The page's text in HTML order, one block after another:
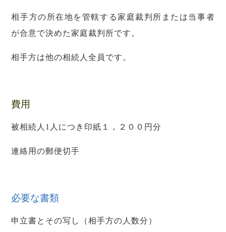
相手方の所在地を管轄する家庭裁判所または当事者
が合意で決めた家庭裁判所です。
相手方は他の相続人全員です。
費用
被相続人1人につき印紙１，２００円分
連絡用の郵便切手
必要な書類
申立書とその写し（相手方の人数分）